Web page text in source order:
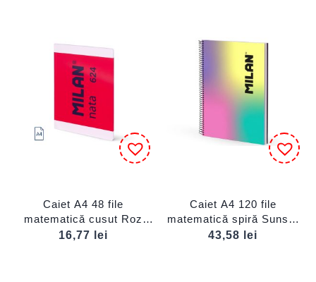
Caiet A4 48 file
matematică cusut Roz
Nata MILAN
16,77 lei
Caiet A4 120 file
matematică spiră Sunset
MILAN
43,58 lei